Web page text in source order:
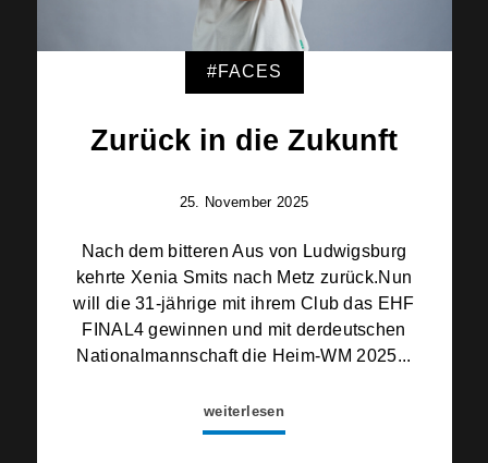
#FACES
Zurück in die Zukunft
25. November 2025
Nach dem bitteren Aus von Ludwigsburg
kehrte Xenia Smits nach Metz zurück.Nun
will die 31-jährige mit ihrem Club das EHF
FINAL4 gewinnen und mit derdeutschen
Nationalmannschaft die Heim-WM 2025...
weiterlesen